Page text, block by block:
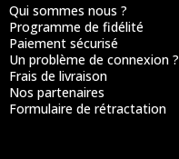
Qui sommes nous ?
Programme de fidélité
Paiement sécurisé
Un problème de connexion ?
Frais de livraison
Nos partenaires
Formulaire de rétractation